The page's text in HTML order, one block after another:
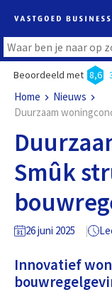
Beoordeeld met 8,6
Home
Nieuws
Duurzaam
Smûk
26 juni 2025
Innovatief